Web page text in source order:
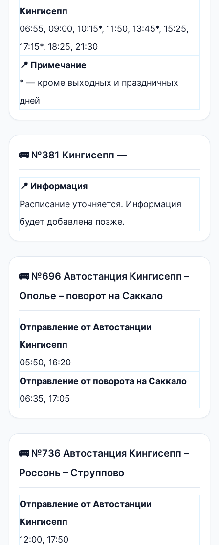
Кингисепп
06:55, 09:00, 10:15*, 11:50, 13:45*, 15:25,
17:15*, 18:25, 21:30
📍 Примечание
* — кроме выходных и праздничных
дней
🚌 №381 Кингисепп —
📍 Информация
Расписание уточняется. Информация
будет добавлена позже.
🚌 №696 Автостанция Кингисепп –
Ополье – поворот на Саккало
Отправление от Автостанции
Кингисепп
05:50, 16:20
Отправление от поворота на Саккало
06:35, 17:05
🚌 №736 Автостанция Кингисепп –
Россонь – Струппово
Отправление от Автостанции
Кингисепп
12:00, 17:50